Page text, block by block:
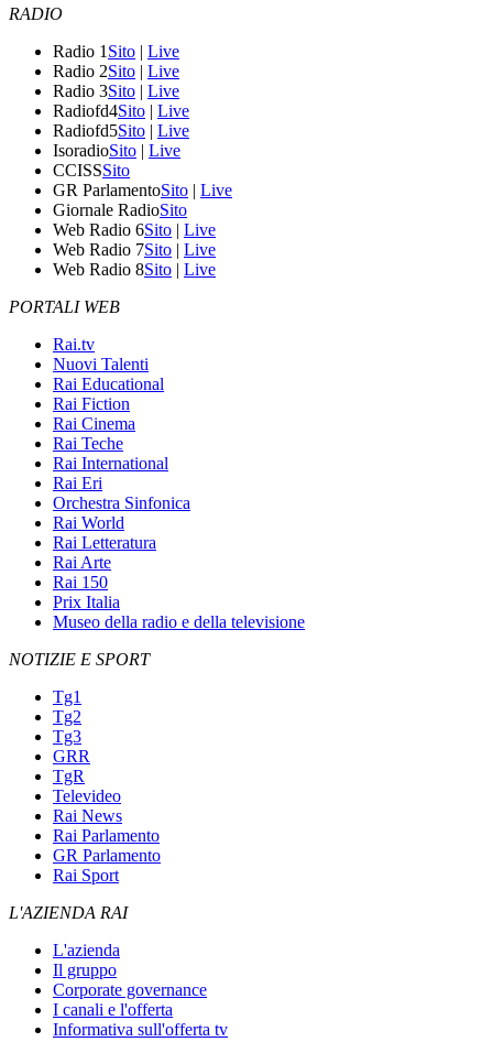
RADIO
Radio 1 Sito | Live
Radio 2Sito | Live
Radio 3Sito | Live
Radiofd4Sito | Live
Radiofd5Sito | Live
IsoradioSito | Live
CCISSSito
GR ParlamentoSito | Live
Giornale RadioSito
Web Radio 6Sito | Live
Web Radio 7Sito | Live
Web Radio 8Sito | Live
PORTALI WEB
Rai.tv
Nuovi Talenti
Rai Educational
Rai Fiction
Rai Cinema
Rai Teche
Rai International
Rai Eri
Orchestra Sinfonica
Rai World
Rai Letteratura
Rai Arte
Rai 150
Prix Italia
Museo della radio e della televisione
NOTIZIE E SPORT
Tg1
Tg2
Tg3
GRR
TgR
Televideo
Rai News
Rai Parlamento
GR Parlamento
Rai Sport
L'AZIENDA RAI
L'azienda
Il gruppo
Corporate governance
I canali e l'offerta
Informativa sull'offerta tv